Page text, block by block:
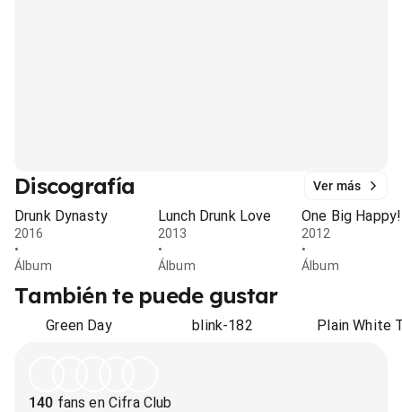
Discografía Ver más
Drunk Dynasty
2016
•
Álbum
Lunch Drunk Love
2013
•
Álbum
One Big Happy!
2012
•
Álbum
También te puede gustar
Green Day blink-182 Plain White
140 fans en Cifra Club